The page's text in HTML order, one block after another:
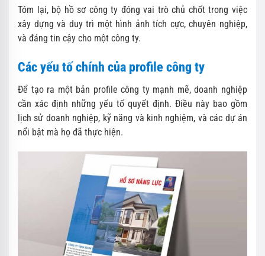
Tóm lại, bộ hồ sơ công ty đóng vai trò chủ chốt trong việc
xây dựng và duy trì một hình ảnh tích cực, chuyên nghiệp,
và đáng tin cậy cho một công ty.
Các yếu tố chính của profile công ty
Để tạo ra một bản profile công ty mạnh mẽ, doanh nghiệp
cần xác định những yếu tố quyết định. Điều này bao gồm
lịch sử doanh nghiệp, kỹ năng và kinh nghiệm, và các dự án
nổi bật mà họ đã thực hiện.